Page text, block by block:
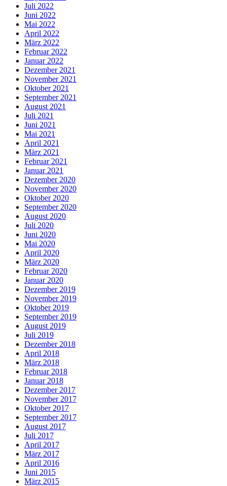
Juli 2022
Juni 2022
Mai 2022
April 2022
März 2022
Februar 2022
Januar 2022
Dezember 2021
November 2021
Oktober 2021
September 2021
August 2021
Juli 2021
Juni 2021
Mai 2021
April 2021
März 2021
Februar 2021
Januar 2021
Dezember 2020
November 2020
Oktober 2020
September 2020
August 2020
Juli 2020
Juni 2020
Mai 2020
April 2020
März 2020
Februar 2020
Januar 2020
Dezember 2019
November 2019
Oktober 2019
September 2019
August 2019
Juli 2019
Dezember 2018
April 2018
März 2018
Februar 2018
Januar 2018
Dezember 2017
November 2017
Oktober 2017
September 2017
August 2017
Juli 2017
April 2017
März 2017
April 2016
Juni 2015
März 2015